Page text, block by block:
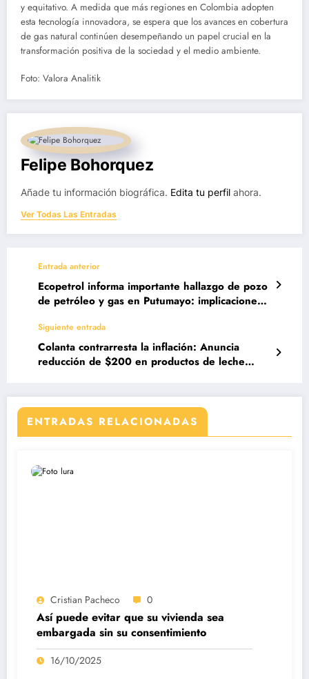
y equitativo. A medida que más regiones en Colombia adopten
esta tecnología innovadora, se espera que los avances en cobertura
de gas natural continúen desempeñando un papel crucial en la
transformación positiva de la sociedad y el medio ambiente.
Foto: Valora Analitik
Felipe Bohorquez
Añade tu información biográfica. Edita tu perfil ahora.
Ver Todas Las Entradas
Entrada anterior
Ecopetrol informa importante hallazgo de pozo
de petróleo y gas en Putumayo: implicaciones
Siguiente entrada
Colanta contrarresta la inflación: Anuncia
reducción de $200 en productos de leche
ENTRADAS RELACIONADAS
Cristian Pacheco 0
Así puede evitar que su vivienda sea
embargada sin su consentimiento
16/10/2025